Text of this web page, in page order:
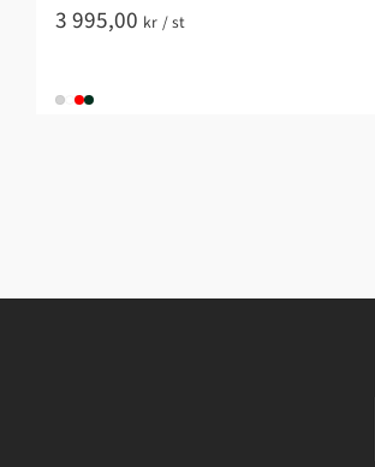
3 995,00 kr /st